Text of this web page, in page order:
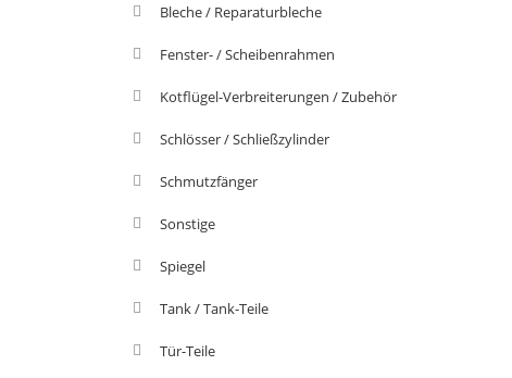
Bleche / Reparaturbleche
Fenster- / Scheibenrahmen
Kotflügel-Verbreiterungen / Zubehör
Schlösser / Schließzylinder
Schmutzfänger
Sonstige
Spiegel
Tank / Tank-Teile
Tür-Teile